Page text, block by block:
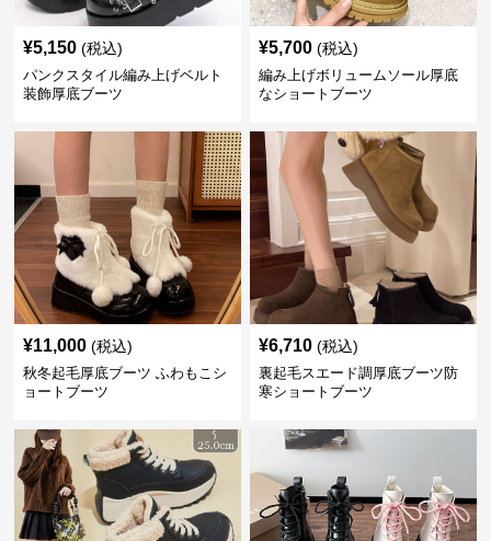
¥5,150 (税込)
パンクスタイル編み上げベルト
装飾厚底ブーツ
¥5,700 (税込)
編み上げボリュームソール厚底
なショートブーツ
¥11,000 (税込)
秋冬起毛厚底ブーツ ふわもこシ
ョートブーツ
¥6,710 (税込)
裏起毛スエード調厚底ブーツ防
寒ショートブーツ